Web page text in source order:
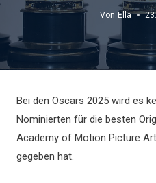
Von Ella
Bei den Oscars 2025 wird es
Nominierten für die besten
Academy of Motion Picture
gegeben hat.